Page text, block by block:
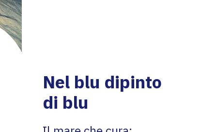
Nel blu dipinto
di blu